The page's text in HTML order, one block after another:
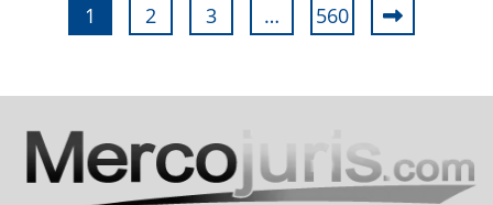
1 2 3 … 560